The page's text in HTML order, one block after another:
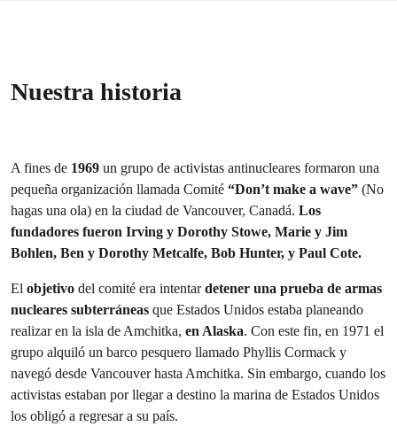
Nuestra historia
A fines de 1969 un grupo de activistas antinucleares formaron una
pequeña organización llamada Comité “Don’t make a wave” (No
hagas una ola) en la ciudad de Vancouver, Canadá. Los
fundadores fueron Irving y Dorothy Stowe, Marie y Jim
Bohlen, Ben y Dorothy Metcalfe, Bob Hunter, y Paul Cote.
El objetivo del comité era intentardetener una prueba de armas
nucleares subterráneas que Estados Unidos estaba planeando
realizar en la isla de Amchitka, en Alaska. Con este fin, en 1971 el
grupo alquiló un barco pesquero llamado Phyllis Cormack y
navegó desde Vancouver hasta Amchitka. Sin embargo, cuando los
activistas estaban por llegar a destino la marina de Estados Unidos
los obligó a regresar a su país.